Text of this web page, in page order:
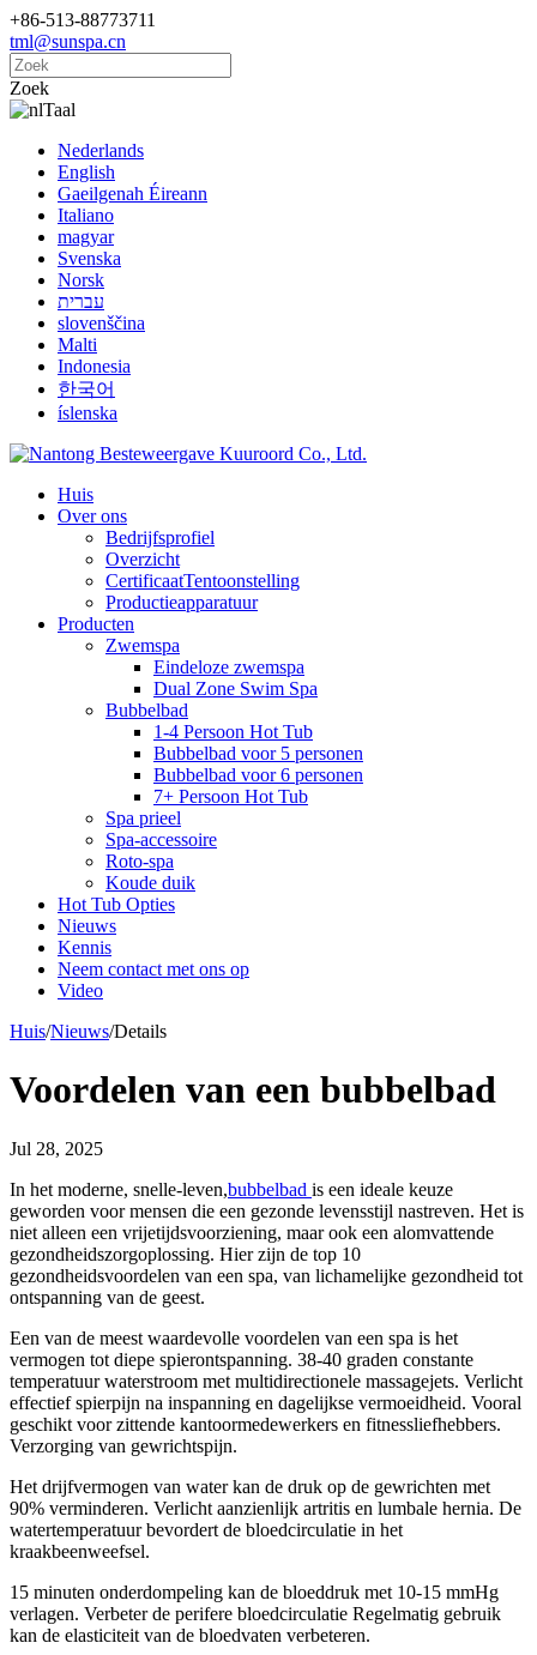
+86-513-88773711
tml@sunspa.cn
Zoek
Taal
Nederlands
English
Gaeilgenah Éireann
Italiano
magyar
Svenska
Norsk
עברית
slovenščina
Malti
Indonesia
한국어
íslenska
Huis
Over ons
Bedrijfsprofiel
Overzicht
CertificaatTentoonstelling
Productieapparatuur
Producten
Zwemspa
Eindeloze zwemspa
Dual Zone Swim Spa
Bubbelbad
1-4 Persoon Hot Tub
Bubbelbad voor 5 personen
Bubbelbad voor 6 personen
7+ Persoon Hot Tub
Spa prieel
Spa-accessoire
Roto-spa
Koude duik
Hot Tub Opties
Nieuws
Kennis
Neem contact met ons op
Video
Huis/Nieuws/Details
Voordelen van een bubbelbad
Jul 28, 2025
In het moderne, snelle-leven,bubbelbad is een ideale keuze
geworden voor mensen die een gezonde levensstijl nastreven. Het is
niet alleen een vrijetijdsvoorziening, maar ook een alomvattende
gezondheidszorgoplossing. Hier zijn de top 10
gezondheidsvoordelen van een spa, van lichamelijke gezondheid tot
ontspanning van de geest.
Een van de meest waardevolle voordelen van een spa is het
vermogen tot diepe spierontspanning. 38-40 graden constante
temperatuur waterstroom met multidirectionele massagejets. Verlicht
effectief spierpijn na inspanning en dagelijkse vermoeidheid. Vooral
geschikt voor zittende kantoormedewerkers en fitnessliefhebbers.
Verzorging van gewrichtspijn.
Het drijfvermogen van water kan de druk op de gewrichten met
90% verminderen. Verlicht aanzienlijk artritis en lumbale hernia. De
watertemperatuur bevordert de bloedcirculatie in het
kraakbeenweefsel.
15 minuten onderdompeling kan de bloeddruk met 10-15 mmHg
verlagen. Verbeter de perifere bloedcirculatie Regelmatig gebruik
kan de elasticiteit van de bloedvaten verbeteren.